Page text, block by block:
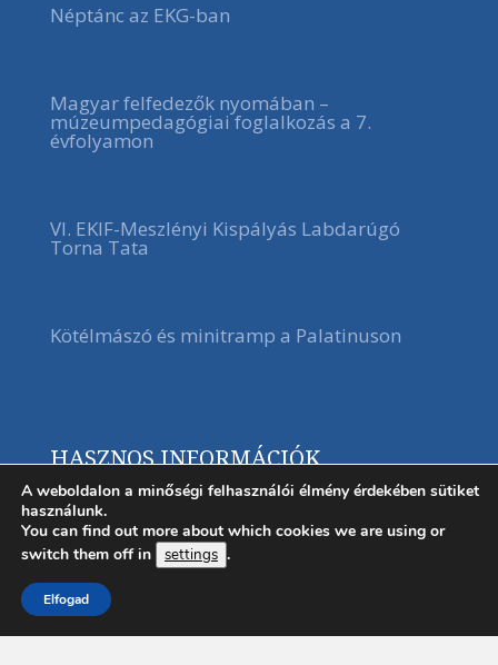
Néptánc az EKG-ban
Magyar felfedezők nyomában –
múzeumpedagógiai foglalkozás a 7.
évfolyamon
VI. EKIF-Meszlényi Kispályás Labdarúgó
Torna Tata
Kötélmászó és minitramp a Palatinuson
HASZNOS INFORMÁCIÓK
A weboldalon a minőségi felhasználói élmény érdekében sütiket
használunk.
You can find out more about which cookies we are using or
switch them off in
settings .
Elfogad